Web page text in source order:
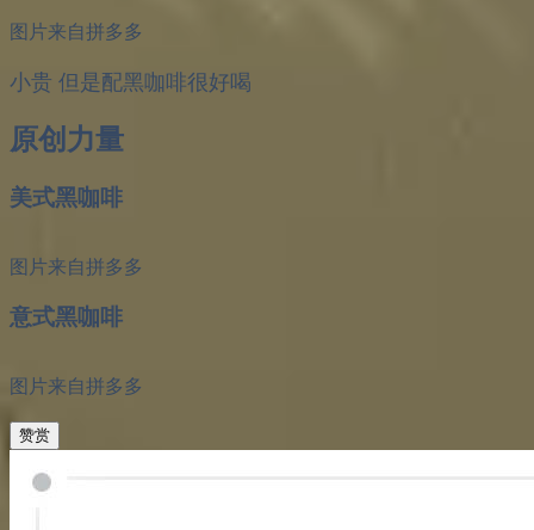
图片来自拼多多
小贵 但是配黑咖啡很好喝
原创力量
美式黑咖啡
图片来自拼多多
意式黑咖啡
图片来自拼多多
赞赏